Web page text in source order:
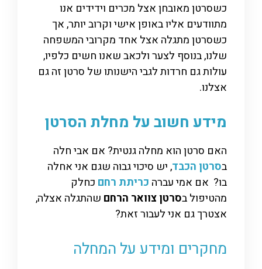
כשסרטן מאובחן אצל מכרים וידידים אנו
מתוודעים אליו באופן אישי וקרוב יותר, אך
כשסרטן מתגלה אצל אחד מקרובי המשפחה
שלנו, בנוסף לצער ולכאב שאנו חשים כלפיו,
עולות גם חרדות לגבי הישנותו של סרטן זה גם
אצלנו.
מידע חשוב על מחלת הסרטן
האם סרטן הוא מחלה גנטית? אם אבי חלה
בסרטן הכבד, יש סיכוי גבוה שגם אני אחלה
בו? אם אמי עברה כריתת רחם כחלק
מהטיפול בסרטן צוואר הרחם שהתגלה אצלה,
אצטרך גם אני לעבור זאת?
מחקרים ומידע על המחלה